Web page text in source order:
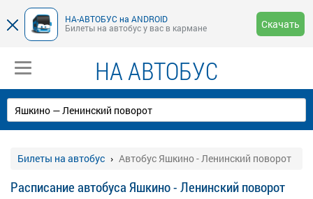
НА-АВТОБУС на ANDROID
Билеты на автобус у вас в кармане
Скачать
НА АВТОБУС
Билеты на автобус Автобус Яшкино - Ленинский поворот
Расписание автобуса Яшкино - Ленинский поворот